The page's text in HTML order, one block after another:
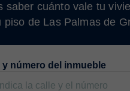
saber cuánto vale tu
piso de Las Palmas de
y número del inmueble